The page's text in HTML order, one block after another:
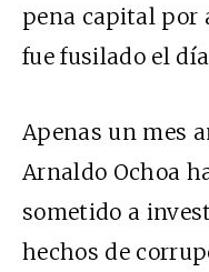
pena capital por
fue fusilado el
Apenas un mes
Arnaldo Ochoa
sometido a
hechos de